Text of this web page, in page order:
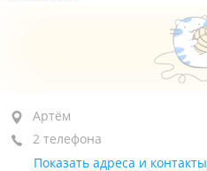
Артём, ул. 40 лет Октября, 40
+7 (423-37) 4-79-24
Артём
2 телефона
Показать адреса и контакты